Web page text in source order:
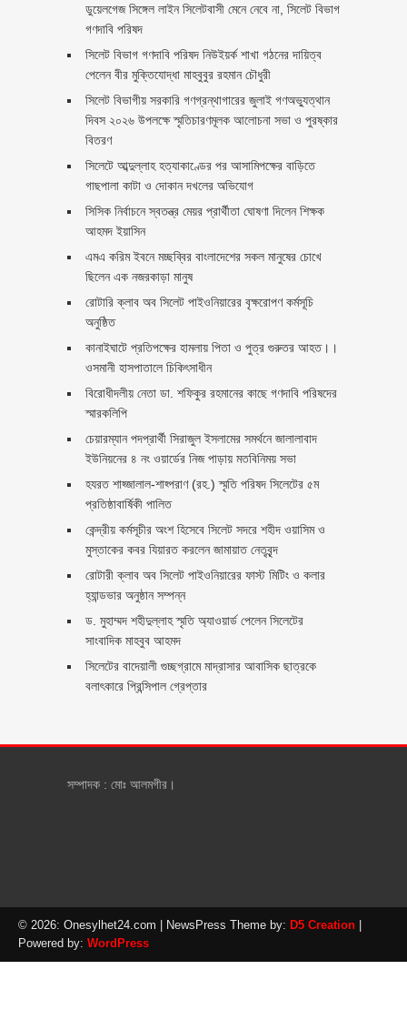
ডুয়েলগেজ সিঙ্গেল লাইন সিলেটবাসী মেনে নেবে না, সিলেট বিভাগ
গণদাবি পরিষদ
সিলেট বিভাগ গণদাবি পরিষদ নিউইয়র্ক শাখা গঠনের দায়িত্ব
পেলেন বীর মুক্তিযোদ্ধা মাহবুবুর রহমান চৌধুরী ‎ ‎
সিলেট বিভাগীয় সরকারি গণগ্রন্থাগারের জুলাই গণঅভ্যুত্থান
দিবস ২০২৬ উপলক্ষে স্মৃতিচারণমূলক আলোচনা সভা ও পুরষ্কার
বিতরণ ‎ ‎
সিলেটে আব্দুল্লাহ হত্যাকাণ্ডের পর আসামিপক্ষের বাড়িতে
গাছপালা কাটা ও দোকান দখলের অভিযোগ
সিসিক নির্বাচনে স্বতন্ত্র মেয়র প্রার্থীতা ঘোষণা দিলেন শিক্ষক
আহমদ ইয়াসিন
এমএ করিম ইবনে মচ্ছব্বির বাংলাদেশের সকল মানুষের চোখে
ছিলেন এক নজরকাড়া মানুষ ‎
রোটারি ক্লাব অব সিলেট পাইওনিয়ারের বৃক্ষরোপণ কর্মসূচি
অনুষ্ঠিত
কানাইঘাটে প্রতিপক্ষের হামলায় পিতা ও পুত্র গুরুতর আহত।।
ওসমানী হাসপাতালে চিকিৎসাধীন
বিরোধীদলীয় নেতা ডা. শফিকুর রহমানের কাছে গণদাবি পরিষদের
স্মারকলিপি ‎
চেয়ারম্যান পদপ্রার্থী সিরাজুল ইসলামের সমর্থনে জালালাবাদ
ইউনিয়নের ৪ নং ওয়ার্ডের নিজ পাড়ায় মতবিনিময় সভা
হযরত শাহ্জালাল-শাহ্পরাণ (রহ.) স্মৃতি পরিষদ সিলেটের ৫ম
প্রতিষ্ঠাবার্ষিকী পালিত ‎​
কেন্দ্রীয় কর্মসূচীর অংশ হিসেবে সিলেট সদরে শহীদ ওয়াসিম ও
মুস্তাকের কবর যিয়ারত করলেন জামায়াত নেতৃবৃন্দ ‎
রোটারী ক্লাব অব সিলেট পাইওনিয়ারের ফাস্ট মিটিং ও কলার
হ্যান্ডভার অনুষ্ঠান সম্পন্ন
ড. মুহাম্মদ শহীদুল্লাহ স্মৃতি অ্যাওয়ার্ড পেলেন সিলেটের
সাংবাদিক মাহবুব আহমদ
সিলেটের বাদেয়ালী গুচ্ছগ্রামে মাদ্রাসার আবাসিক ছাত্রকে
বলাৎকারে প্রিন্সিপাল গ্রেপ্তার ‎
সম্পাদক : মোঃ আলমগীর।
© 2026: Onesylhet24.com | NewsPress Theme by: D5 Creation
Powered by: WordPress